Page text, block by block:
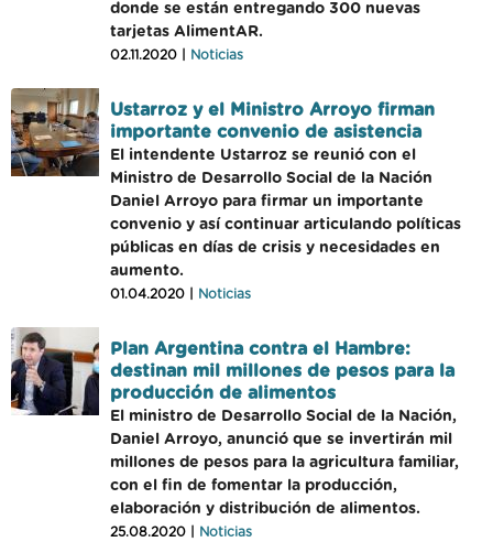
donde se están entregando 300 nuevas
tarjetas AlimentAR.
02.11.2020 | Noticias
Ustarroz y el Ministro Arroyo firman
importante convenio de asistencia
El intendente Ustarroz se reunió con el
Ministro de Desarrollo Social de la Nación
Daniel Arroyo para firmar un importante
convenio y así continuar articulando políticas
públicas en días de crisis y necesidades en
aumento.
01.04.2020 | Noticias
Plan Argentina contra el Hambre:
destinan mil millones de pesos para la
producción de alimentos
El ministro de Desarrollo Social de la Nación,
Daniel Arroyo, anunció que se invertirán mil
millones de pesos para la agricultura familiar,
con el fin de fomentar la producción,
elaboración y distribución de alimentos.
25.08.2020 | Noticias